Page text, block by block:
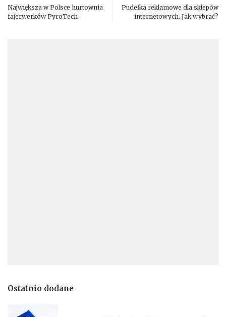
Największa w Polsce hurtownia
fajerwerków PyroTech
Pudełka reklamowe dla sklepów
internetowych. Jak wybrać?
Ostatnio dodane